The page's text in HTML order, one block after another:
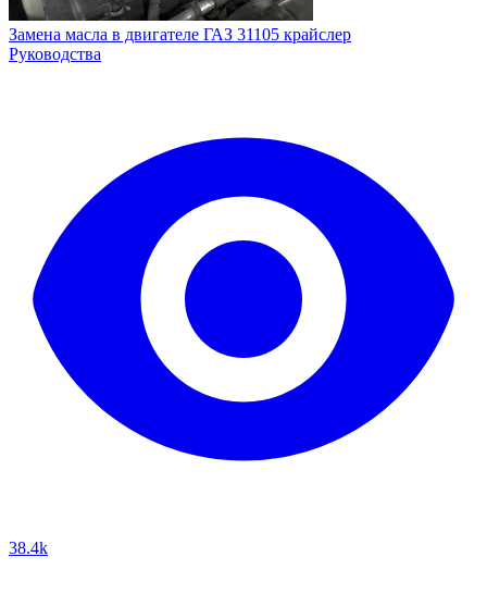
Замена масла в двигателе ГАЗ 31105 крайслер
Руководства
38.4k